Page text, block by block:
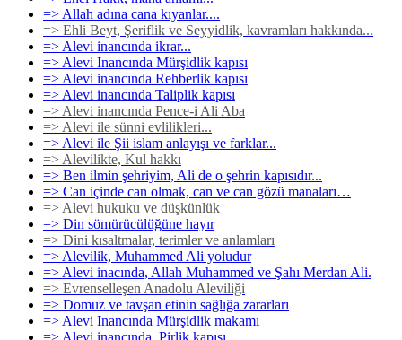
=> Allah adına cana kıyanlar....
=> Ehli Beyt, Şeriflik ve Seyyidlik, kavramları hakkında...
=> Alevi inancında ikrar...
=> Alevi Inancında Mürşidlik kapısı
=> Alevi inancında Rehberlik kapısı
=> Alevi inancında Taliplik kapısı
=> Alevi inancında Pence-i Ali Aba
=> Alevi ile sünni evlilikleri...
=> Alevi ile Şii islam anlayışı ve farklar...
=> Alevilikte, Kul hakkı
=> Ben ilmin şehriyim, Ali de o şehrin kapısıdır...
=> Can içinde can olmak, can ve can gözü manaları…
=> Alevi hukuku ve düşkünlük
=> Din sömürücülüğüne hayır
=> Dini kısaltmalar, terimler ve anlamları
=> Alevilik, Muhammed Ali yoludur
=> Alevi inacında, Allah Muhammed ve Şahı Merdan Ali.
=> Evrenselleşen Anadolu Aleviliği
=> Domuz ve tavşan etinin sağlığa zararları
=> Alevi Inancında Mürşidlik makamı
=> Alevi inancında, Pirlik kapısı.